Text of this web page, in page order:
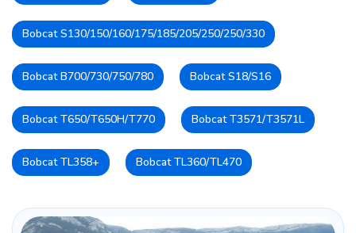
Bobcat S130/150/160/175/185/205/250/250/330
Bobcat B700/730/750/780 Bobcat S18/S16
Bobcat T650/T650H/T770 Bobcat T3571/T3571L
Bobcat TL358+ Bobcat TL360/TL470